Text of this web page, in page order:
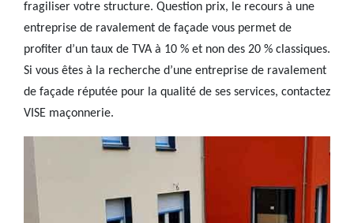
fragiliser votre structure. Question prix, le recours à une
entreprise de ravalement de façade vous permet de
profiter d’un taux de TVA à 10 % et non des 20 % classiques.
Si vous êtes à la recherche d’une entreprise de ravalement
de façade réputée pour la qualité de ses services, contactez
VISE maçonnerie.